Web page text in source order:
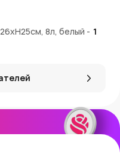
делает кашпо
8л, белый - 1